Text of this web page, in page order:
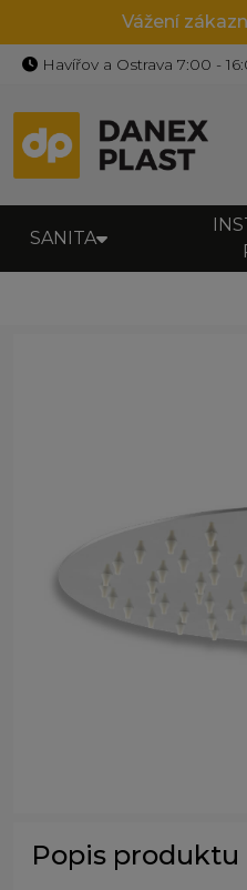
Vážení
Havířov a Ostrava 7:00 -
SANITA
Popis produktu